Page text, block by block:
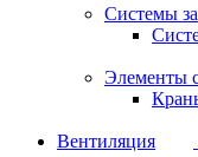
Системы
Элементы
Вентиляция